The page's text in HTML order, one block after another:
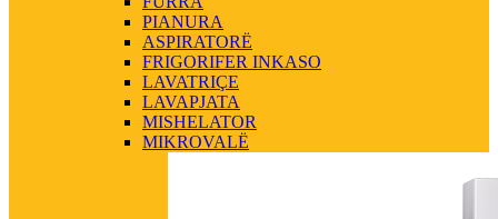
PIANURA
ASPIRATORË
FRIGORIFER INKASO
LAVATRIÇE
LAVAPJATA
MISHELATOR
MIKROVALË